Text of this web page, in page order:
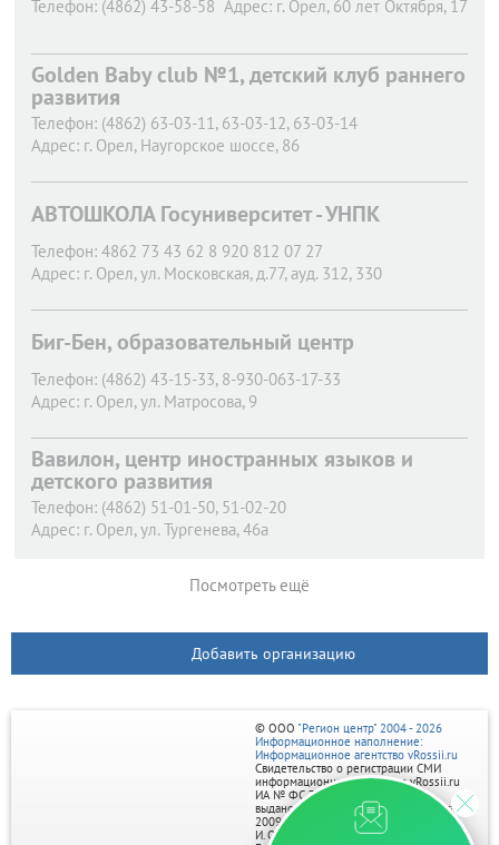
Телефон: (4862) 43-58-58 Адрес: г. Орел, 60 лет Октября, 17
Golden Baby club №1, детский клуб раннего
развития
Телефон: (4862) 63-03-11, 63-03-12, 63-03-14
Адрес: г. Орел, Наугорское шоссе, 86
АВТОШКОЛА Госуниверситет - УНПК
Телефон: 4862 73 43 62 8 920 812 07 27
Адрес: г. Орел, ул. Московская, д.77, ауд. 312, 330
Биг-Бен, образовательный центр
Телефон: (4862) 43-15-33, 8-930-063-17-33
Адрес: г. Орел, ул. Матросова, 9
Вавилон, центр иностранных языков и
детского развития
Телефон: (4862) 51-01-50, 51-02-20
Адрес: г. Орел, ул. Тургенева, 46а
Посмотреть ещё
Добавить организацию
© ООО "Регион центр" 2004 - 2026
Информационное наполнение:
Информационное агентство vRossii.ru
Свидетельство о регистрации СМИ
информационного агентства vRossii.ru
ИА № ФС 77‑35502
выдано РОСКОМНАДЗОРом 04 марта
2009г.
И. О. Главного редактора Нарыков А. Н.